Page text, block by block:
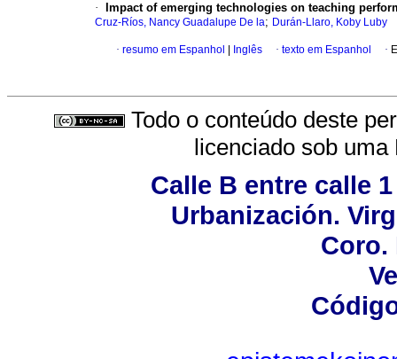
· Impact of emerging technologies on teaching
Cruz-Ríos, Nancy Guadalupe De la; Durán-Llaro, Koby Luby
· resumo em Espanhol Inglês · texto em Espanhol ·
Todo o conteúdo deste
licenciado sob uma
Calle B entre calle
Urbanización.
Coro.